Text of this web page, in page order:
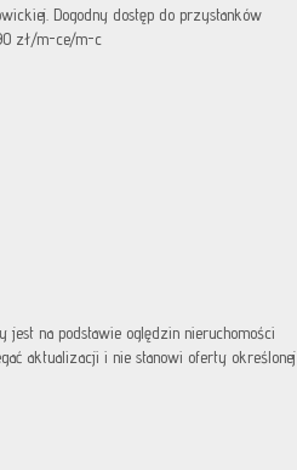
Dogodny dostęp do przystanków
zł/m-ce/m-c
na podstawie oględzin nieruchomości
aktualizacji i nie stanowi oferty określonej